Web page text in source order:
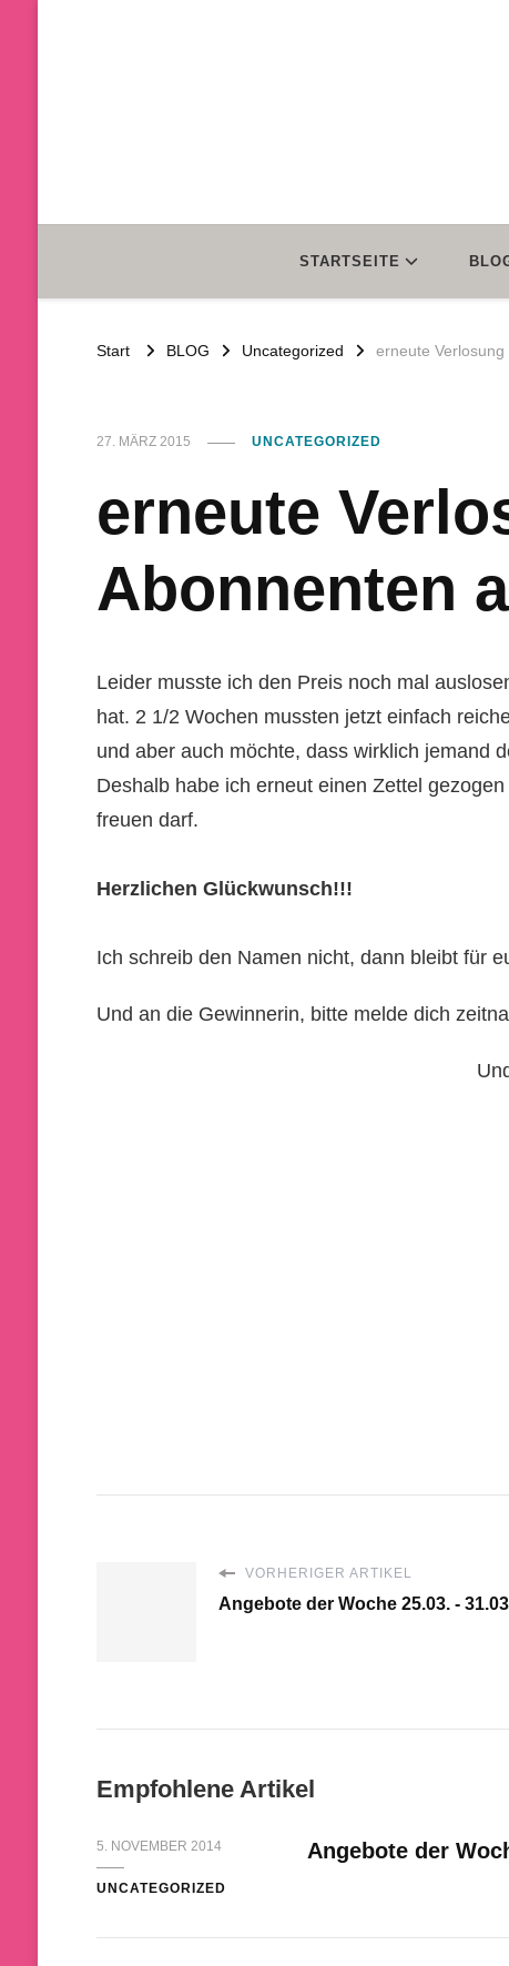
STARTSEITE
Start BLOG Uncategorized erneute
27. MÄRZ 2015 UNCATEGORIZED
erneute
Abonnenten
Leider musste ich den Preis noch mal
hat. 2 1/2 Wochen mussten jetzt einfach
und aber auch möchte, dass wirklich jemand
Deshalb habe ich erneut einen Zettel
freuen darf.
Herzlichen Glückwunsch!!!
Ich schreib den Namen nicht, dann bleibt für
Und an die Gewinnerin, bitte melde dich
VORHERIGER ARTIKEL
Angebote der Woche 25.03. -
Empfohlene Artikel
5. NOVEMBER 2014
UNCATEGORIZED
Angebote der